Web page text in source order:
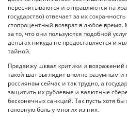
пересчитываются и отправляются на
государство) отвечает за их
стопроцентный возврат в любое
за то, что они пользуются подобной
деньгах никуда не предоставляется и
тайной.
Предвижу шквал критики и возражений
такой шаг выглядит вполне разумным
россиянам сейчас и так трудно, а
защитить их рублевые и валютные
бесконечных санкций. Так пусть хотя бы
головную боль у многих из них.